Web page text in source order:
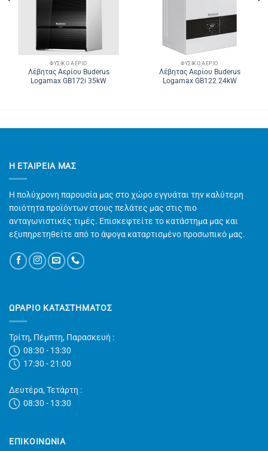
ΦΥΣΙΚΌ ΑΈΡΙΟ
Λέβητας Αερίου Buderus
Logamax GB172i 35kW
ΦΥΣΙΚΌ ΑΈΡΙΟ
Λέβητας Αερίου Buderus
Logamax GB122 24kW
Η ΕΤΑΙΡΕΊΑ ΜΑΣ
Η πολύχρονη παρουσία μας στο χώρο εγγυάται την καλύτερη
ποιότητα προϊόντων στους πελάτες μας στις πιο
ανταγωνιστικές τιμές. Επισκεφτείτε το κατάστημα μας και
εξυπηρετηθείτε από το άψογα καταρτισμένο προσωπικό μας.
ΩΡΑΡΙΟ ΚΑΤΑΣΤΗΜΑΤΟΣ
Τρίτη, Πέμπτη, Παρασκευή :
08:30 - 13:30
17:30 - 21:00
Δευτέρα, Τετάρτη :
08:30 - 13:30
ΕΠΙΚΟΙΝΩΝΊΑ